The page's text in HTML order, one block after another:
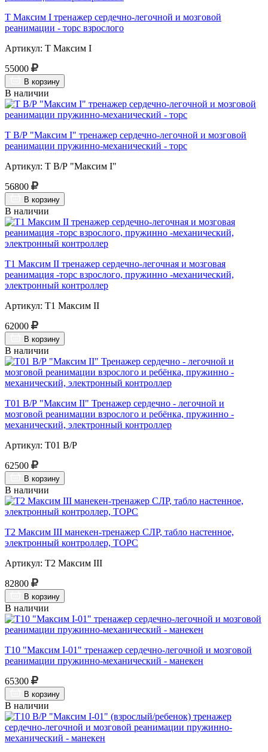
Т Максим I тренажер сердечно-легочной и мозговой
реанимации - торс взрослого
Артикул: Т Максим I
55000
В корзину
В наличии
Т В/Р "Максим I" тренажер сердечно-легочной и мозговой
реанимации пружинно-механический - торс
Артикул: Т В/Р "Максим I"
56800
В корзину
В наличии
Т1 Максим II тренажер сердечно-легочная и мозговая
реанимация -торс взрослого, пружинно -механический,
электронный контроллер
Артикул: Т1 Максим II
62000
В корзину
В наличии
Т01 В/Р "Максим II" Тренажер сердечно - легочной и
мозговой реанимации взрослого и ребёнка, пружинно -
механический, электронный контроллер
Артикул: Т01 В/Р
62500
В корзину
В наличии
Т2 Максим III манекен-тренажер СЛР, табло настенное,
электронный контроллер, ТОРС
Артикул: Т2 Максим III
82800
В корзину
В наличии
Т10 "Максим I-01" тренажер сердечно-легочной и мозговой
реанимации пружинно-механический - манекен
65300
В корзину
В наличии